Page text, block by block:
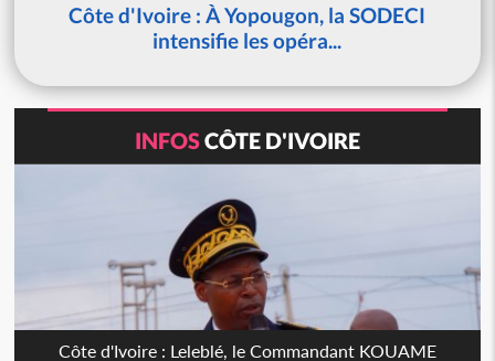
Côte d'Ivoire : À Yopougon, la SODECI
intensifie les opéra...
INFOSCÔTE D'IVOIRE
Côte d'Ivoire : Leleblé, le Commandant KOUAME